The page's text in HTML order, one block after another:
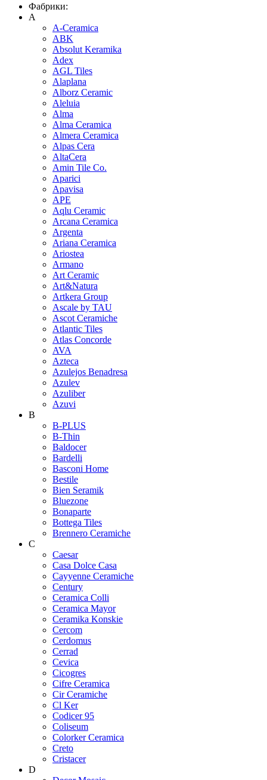
Фабрики:
A
A-Ceramica
ABK
Absolut Keramika
Adex
AGL Tiles
Alaplana
Alborz Ceramic
Aleluia
Alma
Alma Ceramica
Almera Ceramica
Alpas Cera
AltaCera
Amin Tile Co.
Aparici
Apavisa
APE
Aqlu Ceramic
Arcana Ceramica
Argenta
Ariana Ceramica
Ariostea
Armano
Art Ceramic
Art&Natura
Artkera Group
Ascale by TAU
Ascot Ceramiche
Atlantic Tiles
Atlas Concorde
AVA
Azteca
Azulejos Benadresa
Azulev
Azuliber
Azuvi
B
B-PLUS
B-Thin
Baldocer
Bardelli
Basconi Home
Bestile
Bien Seramik
Bluezone
Bonaparte
Bottega Tiles
Brennero Ceramiche
C
Caesar
Casa Dolce Casa
Cayyenne Ceramiche
Century
Ceramica Colli
Ceramica Mayor
Ceramika Konskie
Cercom
Cerdomus
Cerrad
Cevica
Cicogres
Cifre Ceramica
Cir Ceramiche
Cl Ker
Codicer 95
Coliseum
Colorker Ceramica
Creto
Cristacer
D